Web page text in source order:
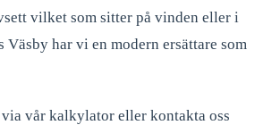
vilket som sitter på vinden eller i
har vi en modern ersättare som
vår kalkylator eller kontakta oss